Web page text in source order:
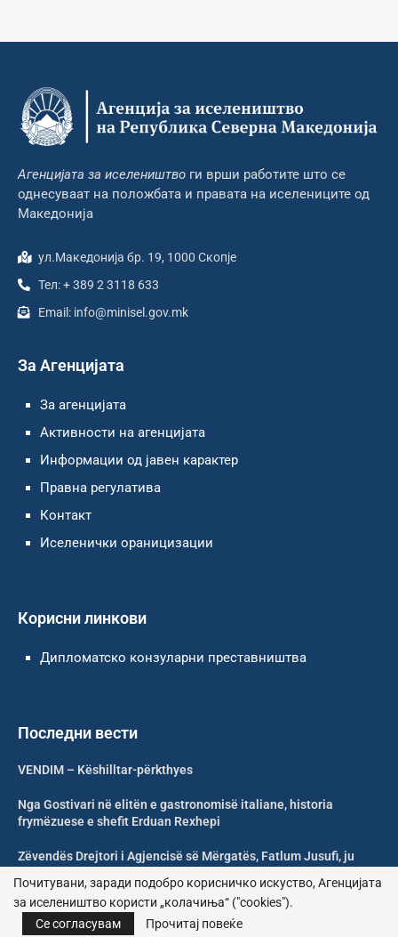
Агенцијата за иселеништво ги врши работите што се
однесуваат на положбата и правата на иселениците од
Македонија
ул.Македонија бр. 19, 1000 Скопје
Тел: + 389 2 3118 633
Email: info@minisel.gov.mk
За Агенцијата
За агенцијата
Активности на агенцијата
Информации од јавен карактер
Правна регулатива
Контакт
Иселенички ораницизации
Корисни линкови
Дипломатско конзуларни преставништва
Последни вести
VENDIM – Këshilltar-përkthyes
Nga Gostivari në elitën e gastronomisë italiane, historia
frymëzuese e shefit Erduan Rexhepi
Zëvendës Drejtori i Agjencisë së Mërgatës, Fatlum Jusufi, ju
Shoqata Humanitare Tuhini Feston 10 Vjetorin e Themelimit
Почитувани, заради подобро корисничко искуство, Агенцијата
за иселеништво користи „колачиња“ ("cookies").
Се согласувам
Прочитај повеќе